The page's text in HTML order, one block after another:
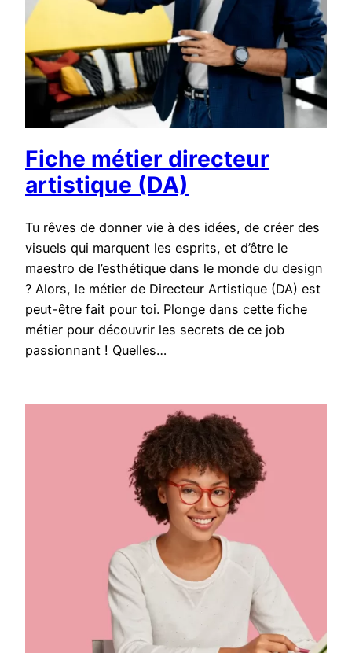
Fiche métier directeur
artistique (DA)
Tu rêves de donner vie à des idées, de créer des
visuels qui marquent les esprits, et d’être le
maestro de l’esthétique dans le monde du design
? Alors, le métier de Directeur Artistique (DA) est
peut-être fait pour toi. Plonge dans cette fiche
métier pour découvrir les secrets de ce job
passionnant ! Quelles…